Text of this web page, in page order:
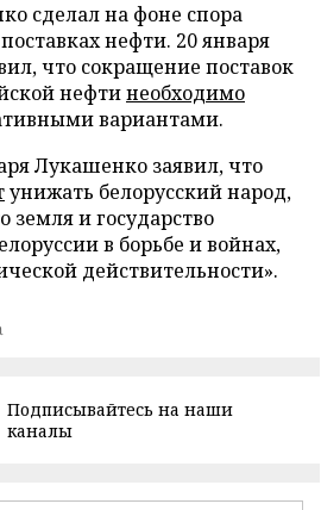
сделал на фоне спора
нефти. 20 января
что сокращение поставок
нефтинеобходимо
вариантами.
Лукашенко заявил, что
унижать белорусский народ,
земля и государство
в борьбе и войнах,
действительности».
Подписывайтесь на наши
каналы